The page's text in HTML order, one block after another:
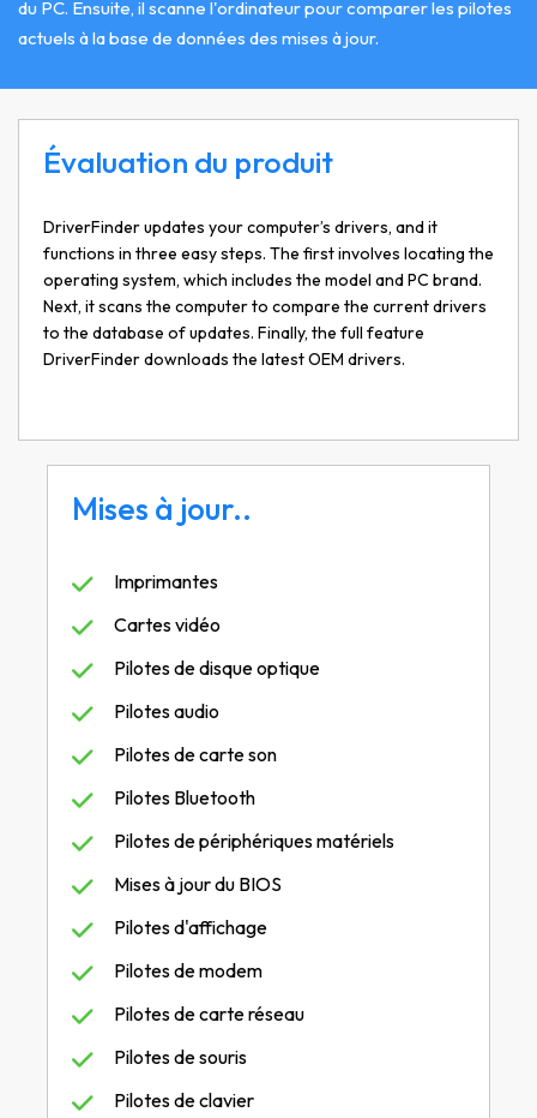
du PC. Ensuite, il scanne l'ordinateur pour comparer les pilotes
actuels à la base de données des mises à jour.
Évaluation du produit
DriverFinder updates your computer’s drivers, and it
functions in three easy steps. The first involves locating the
operating system, which includes the model and PC brand.
Next, it scans the computer to compare the current drivers
to the database of updates. Finally, the full feature
DriverFinder downloads the latest OEM drivers.
Mises à jour..
Imprimantes
Cartes vidéo
Pilotes de disque optique
Pilotes audio
Pilotes de carte son
Pilotes Bluetooth
Pilotes de périphériques matériels
Mises à jour du BIOS
Pilotes d'affichage
Pilotes de modem
Pilotes de carte réseau
Pilotes de souris
Pilotes de clavier